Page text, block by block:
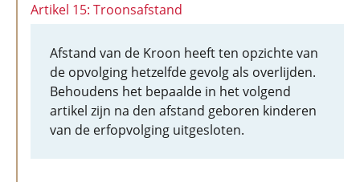
Artikel 15: Troonsafstand
Afstand van de Kroon heeft ten opzichte van
de opvolging hetzelfde gevolg als overlijden.
Behoudens het bepaalde in het volgend
artikel zijn na den afstand geboren kinderen
van de erfopvolging uitgesloten.